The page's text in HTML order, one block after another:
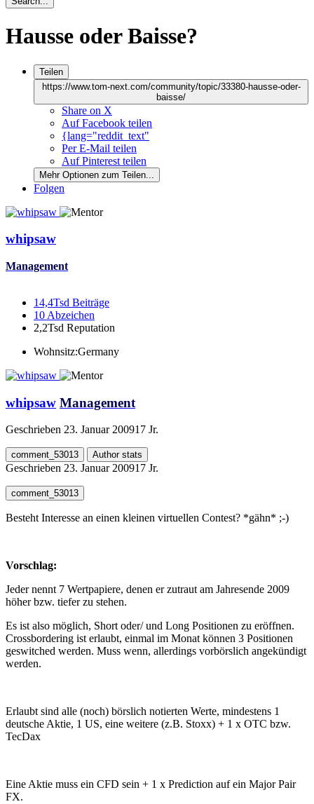
Hausse oder Baisse?
Teilen
https://www.tom-next.com/community/topic/33380-hausse-oder-
baisse/
Share on X
Auf Facebook teilen
{lang="reddit_text"
Per E-Mail teilen
Auf Pinterest teilen
Mehr Optionen zum Teilen...
Folgen
whipsaw
Management
14,4Tsd Beiträge
10 Abzeichen
2,2Tsd Reputation
Wohnsitz:Germany
whipsaw Management
Geschrieben 23. Januar 200917 Jr.
comment_53013 Author stats
Geschrieben 23. Januar 200917 Jr.
comment_53013
Besteht Interesse an einen kleinen virtuellen Contest? *gähn* ;-)
Vorschlag:
Jeder nennt 7 Wertpapiere, denen er zutraut am Jahresende 2009
höher bzw. tiefer zu stehen.
Es ist also möglich, Short oder/ und Long Positionen zu eröffnen.
Crossbordering ist erlaubt, einmal im Monat können 3 Positionen
geswitched werden. Muss wenn, allerdings vorbörslich angekündigt
werden.
Erlaubt sind alle (noch) börslich notierten Werte, mindestens 1
deutsche Aktie, 1 US, eine weitere (z.B. Stoxx) + 1 x OTC bzw.
TecDax
Eine Aktie muss ein CFD sein + 1 x Prediction auf ein Major Pair
FX.